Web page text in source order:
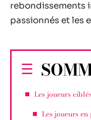
rebondissements
passionnés et les
Les joueurs
Les joueurs